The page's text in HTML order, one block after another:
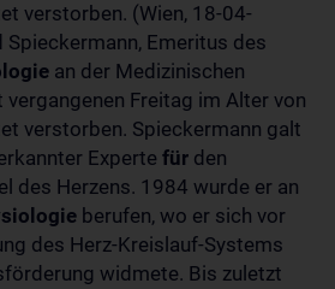
verstorben. (Wien, 18-04-
Spieckermann, Emeritus des
an der Medizinischen
vergangenen Freitag im Alter von
verstorben. Spieckermann galt
Experte für den
des Herzens. 1984 wurde er an
berufen, wo er sich vor
des Herz-Kreislauf-Systems
widmete. Bis zuletzt